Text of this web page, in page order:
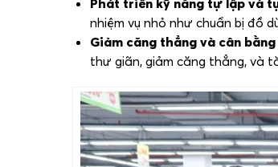
nhiệm vụ nhỏ như chuẩn bị đồ
Giảm căng thẳng và cân
thư giãn, giảm căng thẳng, và